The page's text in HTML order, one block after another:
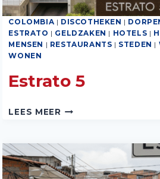
COLOMBIA | DISCOTHEKEN |
ESTRATO | GELDZAKEN | HOTELS |
MENSEN | RESTAURANTS | STEDEN |
WONEN
Estrato 5
LEES MEERESTRATO